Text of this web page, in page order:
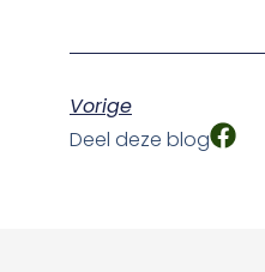
Vorige
Deel deze blog